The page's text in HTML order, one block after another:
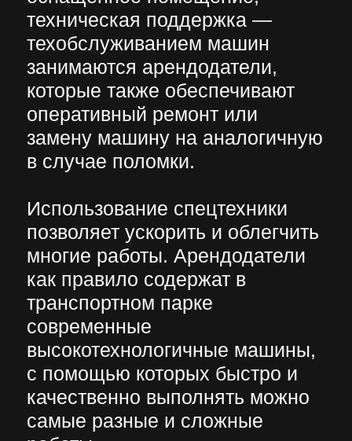
Аренда спецтехники
предоставляет арендатору
множество преимуществ. Но
чтобы исключить неприятности
заказывая услуги проката
необходимо учитывать
несколько факторов, основными
из которых являются
правильный выбор
арендодателя и конкретной
модели машины.
Чтобы среди широкого
ассортимента безошибочно
подобрать самый подходящий
под конкретные потребности
вариант машины необходимо
учесть:
специфику и объём
предстоящих работ. Например,
если провести нужно земляные
строительства, то при выборе
землеройной техники важно
обратить внимание на мощность
модели, длину стрелы, объём